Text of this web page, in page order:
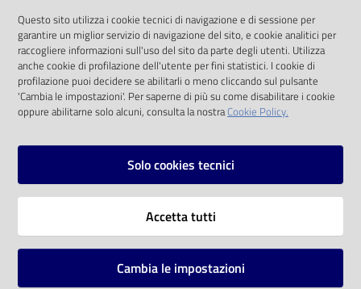
Eventi
Chiedi al
bibliotecario
Avvisi
solo alle condizioni previste dalla direttiva
comunitaria 2003/98/CE e dal d.lgs. 36/2006
SOCIAL
Instagram
Vai alla pagina
Questo sito utilizza i cookie tecnici di navigazione e di sessione per
garantire un miglior servizio di navigazione del sito, e cookie analitici per
raccogliere informazioni sull'uso del sito da parte degli utenti. Utilizza
anche cookie di profilazione dell'utente per fini statistici. I cookie di
profilazione puoi decidere se abilitarli o meno cliccando sul pulsante
'Cambia le impostazioni'. Per saperne di più su come disabilitare i cookie
oppure abilitarne solo alcuni, consulta la nostraCookie Policy.
Solo cookies tecnici
Accetta tutti
Cambia le impostazioni